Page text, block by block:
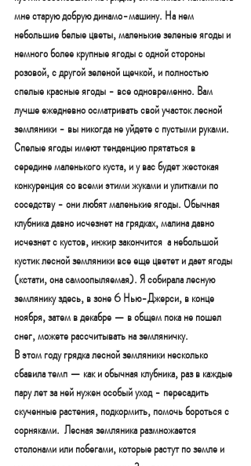
мне старую добрую динамо-машину. На нем
небольшие белые цветы, маленькие зеленые ягоды и
немного более крупные ягоды с одной стороны
розовой, с другой зеленой щечкой, и полностью
спелые красные ягоды - все одновременно. Вам
лучше ежедневно осматривать свой участок лесной
земляники - вы никогда не уйдете с пустыми руками.
Спелые ягоды имеют тенденцию прятаться в
середине маленького куста, и у вас будет жестокая
конкуренция со всеми этими жуками и улитками по
соседству - они любят маленькие ягоды. Обычная
клубника давно исчезнет на грядках, малина давно
исчезнет с кустов, инжир закончится  а небольшой
кустик лесной земляники все еще цветет и дает ягоды
(кстати, она самоопыляемая). Я собирала лесную
землянику здесь, в зоне 6 Нью-Джерси, в конце
ноября, затем в декабре — в общем пока не пошел
снег, можете рассчитывать на земляничку.
В этом году грядка лесной земляники несколько
сбавила темп — как и обычная клубника, раз в каждые
пару лет за ней нужен особый уход - пересадить
скученные растения, подкормить, помочь бороться с
сорняками.  Лесная земляника размножается
столонами или побегами, которые растут по земле и